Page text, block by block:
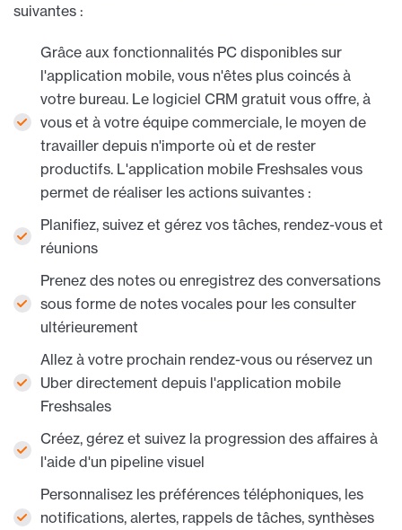
suivantes :
Grâce aux fonctionnalités PC disponibles sur
l'application mobile, vous n'êtes plus coincés à
votre bureau. Le logiciel CRM gratuit vous offre, à
vous et à votre équipe commerciale, le moyen de
travailler depuis n'importe où et de rester
productifs. L'application mobile Freshsales vous
permet de réaliser les actions suivantes :
Planifiez, suivez et gérez vos tâches, rendez-vous et
réunions
Prenez des notes ou enregistrez des conversations
sous forme de notes vocales pour les consulter
ultérieurement
Allez à votre prochain rendez-vous ou réservez un
Uber directement depuis l'application mobile
Freshsales
Créez, gérez et suivez la progression des affaires à
l'aide d'un pipeline visuel
Personnalisez les préférences téléphoniques, les
notifications, alertes, rappels de tâches, synthèses